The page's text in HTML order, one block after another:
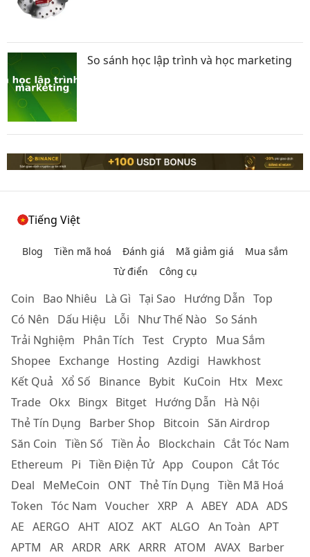
So sánh học lập trình và học marketing
Tiếng Việt
Blog Tiền mã hoá Đánh giá Mã giảm giá
Mua sắm
Từ điển
Công cụ
Coin Bao Nhiêu Là Gì Tại Sao Hướng Dẫn Top
Có Nên
Dấu Hiệu Lỗi Như Thế Nào So Sánh
Trải Nghiệm
Phân Tích Test Crypto
Mua Sắm
Shopee Exchange Hosting Azdigi
Hawkhost
Kết Quả Xổ Số Binance Bybit KuCoin Htx Mexc
Trade Okx Bingx Bitget Hướng Dẫn
Hà Nội
Thẻ Tín Dụng
Barber Shop Bitcoin Săn Airdrop
Săn Coin Tiền Số Tiền Ảo Blockchain
Cắt Tóc Nam
Ethereum
Pi Tiền Điện Tử App Coupon
Cắt Tóc
Deal
MeMeCoin ONT Thẻ Tín Dụng Tiền Mã Hoá
Token Tóc Nam Voucher XRP A ABEY ADA ADS
AE AERGO AHT AIOZ AKT ALGO An Toàn APT
APTM
AR ARDR ARK ARRR ATOM AVAX Barber